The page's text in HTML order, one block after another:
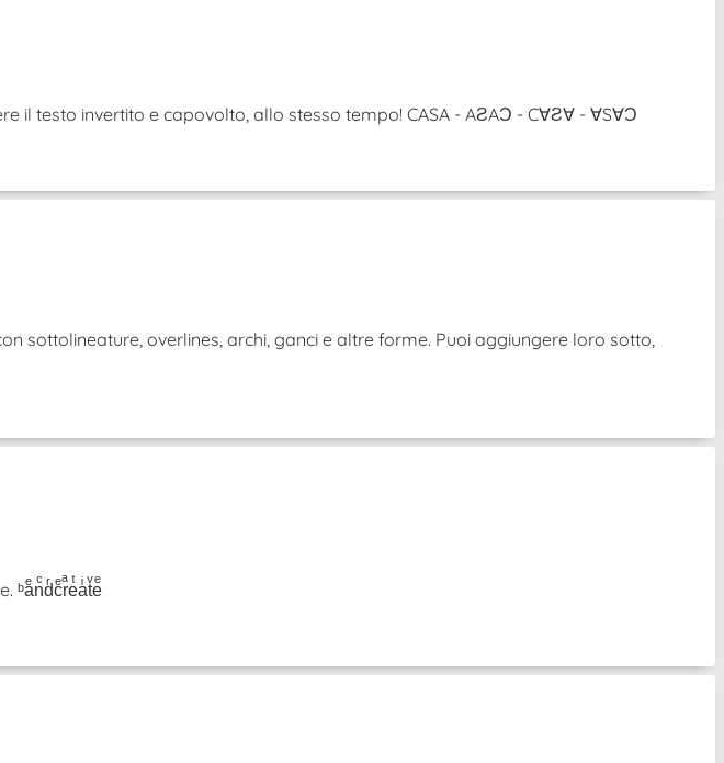
il testo invertito e capovolto, allo stesso tempo! CASA - AƧAƆ - C∀Ƨ∀ - ∀S∀Ɔ
sottolineature, overlines, archi, ganci e altre forme. Puoi aggiungere loro sotto,
ᵇaͤnͨdͬcͤrͣeͭaͥtͮeͤ